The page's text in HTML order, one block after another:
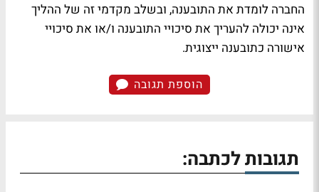
החברה לומדת את התובענה, ובשלב מקדמי זה של ההליך
אינה יכולה להעריך את סיכויי התובענה ו/או את סיכויי
אישורה כתובענה ייצוגית.
הוספת תגובה
תגובות לכתבה: